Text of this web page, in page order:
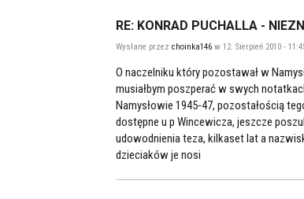
RE: KONRAD PUCHALLA -
Wysłane przez choinka146 w 12. Sierpień 2010 -
O naczelniku który pozostawał w
musiałbym poszperać w swych
Namysłowie 1945-47, pozostałością
dostępne u p Wincewicza, jeszcze
udowodnienia teza, kilkaset lat a
dzieciaków je nosi